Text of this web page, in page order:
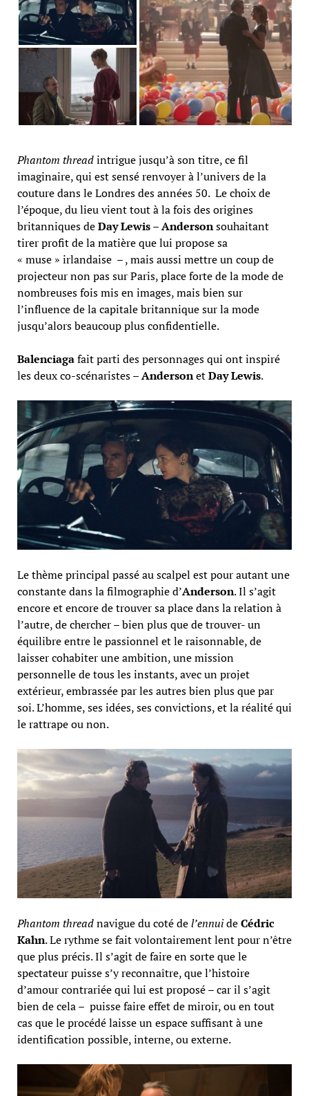
Phantom threadintrigue jusqu’à son titre, ce fil
imaginaire, qui est sensé renvoyer à l’univers de la
couture dans le Londres des années 50. Le choix de
l’époque, du lieu vient tout à la fois des origines
britanniques deDay Lewis–Andersonsouhaitant
tirer profit de la matière que lui propose sa
« muse » irlandaise – , mais aussi mettre un coup de
projecteur non pas sur Paris, place forte de la mode de
nombreuses fois mis en images, mais bien sur
l’influence de la capitale britannique sur la mode
jusqu’alors beaucoup plus confidentielle.
Balenciagafait parti des personnages qui ont inspiré
les deux co-scénaristes –AndersonetDay Lewis.
Le thème principal passé au scalpel est pour autant une
constante dans la filmographie d’Anderson. Il s’agit
encore et encore de trouver sa place dans la relation à
l’autre, de chercher – bien plus que de trouver- un
équilibre entre le passionnel et le raisonnable, de
laisser cohabiter une ambition, une mission
personnelle de tous les instants, avec un projet
extérieur, embrassée par les autres bien plus que par
soi. L’homme, ses idées, ses convictions, et la réalité qui
le rattrape ou non.
Phantom threadnavigue du coté del’ennuideCédric
Kahn. Le rythme se fait volontairement lent pour n’être
que plus précis. Il s’agit de faire en sorte que le
spectateur puisse s’y reconnaître, que l’histoire
d’amour contrariée qui lui est proposé – car il s’agit
bien de cela – puisse faire effet de miroir, ou en tout
cas que le procédé laisse un espace suffisant à une
identification possible, interne, ou externe.